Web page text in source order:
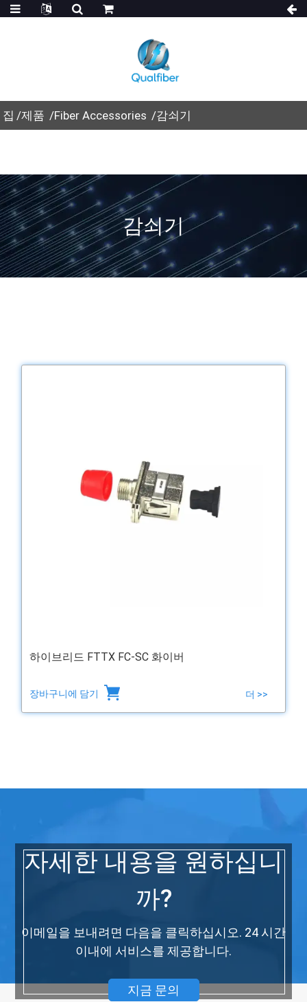
집 제품 Fiber Accessories 감쇠기
감쇠기
하이브리드 FTTX FC-SC 화이버
장바구니에 담기 더 >>
자세한 내용을 원하십니
까?
이메일을 보내려면 다음을 클릭하십시오. 24 시간
이내에 서비스를 제공합니다.
지금 문의